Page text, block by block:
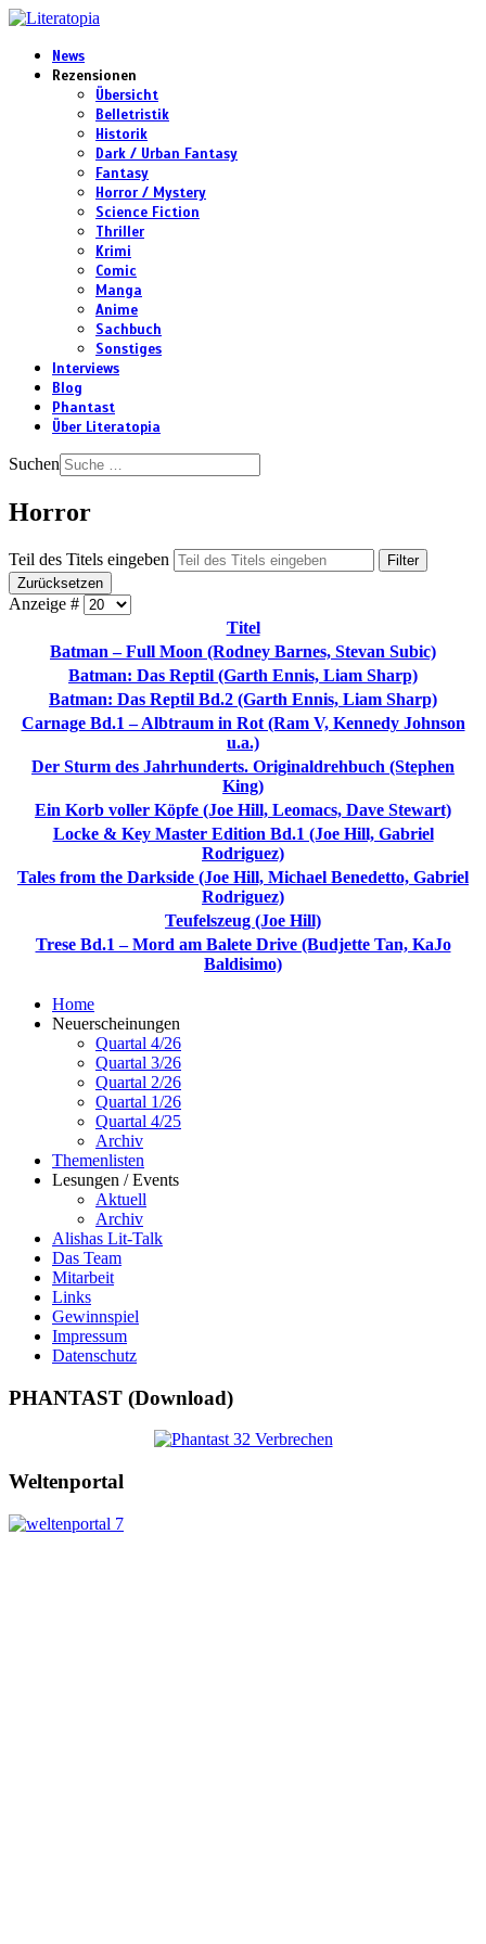
News
Rezensionen
Übersicht
Belletristik
Historik
Dark / Urban Fantasy
Fantasy
Horror / Mystery
Science Fiction
Thriller
Krimi
Comic
Manga
Anime
Sachbuch
Sonstiges
Interviews
Blog
Phantast
Über Literatopia
Suchen
Horror
Teil des Titels eingeben
Filter
Zurücksetzen
Anzeige #
Titel
Batman – Full Moon (Rodney Barnes, Stevan Subic)
Batman: Das Reptil (Garth Ennis, Liam Sharp)
Batman: Das Reptil Bd.2 (Garth Ennis, Liam Sharp)
Carnage Bd.1 – Albtraum in Rot (Ram V, Kennedy Johnson
u.a.)
Der Sturm des Jahrhunderts. Originaldrehbuch (Stephen
King)
Ein Korb voller Köpfe (Joe Hill, Leomacs, Dave Stewart)
Locke & Key Master Edition Bd.1 (Joe Hill, Gabriel
Rodriguez)
Tales from the Darkside (Joe Hill, Michael Benedetto, Gabriel
Rodriguez)
Teufelszeug (Joe Hill)
Trese Bd.1 – Mord am Balete Drive (Budjette Tan, KaJo
Baldisimo)
Home
Neuerscheinungen
Quartal 4/26
Quartal 3/26
Quartal 2/26
Quartal 1/26
Quartal 4/25
Archiv
Themenlisten
Lesungen / Events
Aktuell
Archiv
Alishas Lit-Talk
Das Team
Mitarbeit
Links
Gewinnspiel
Impressum
Datenschutz
PHANTAST (Download)
Weltenportal